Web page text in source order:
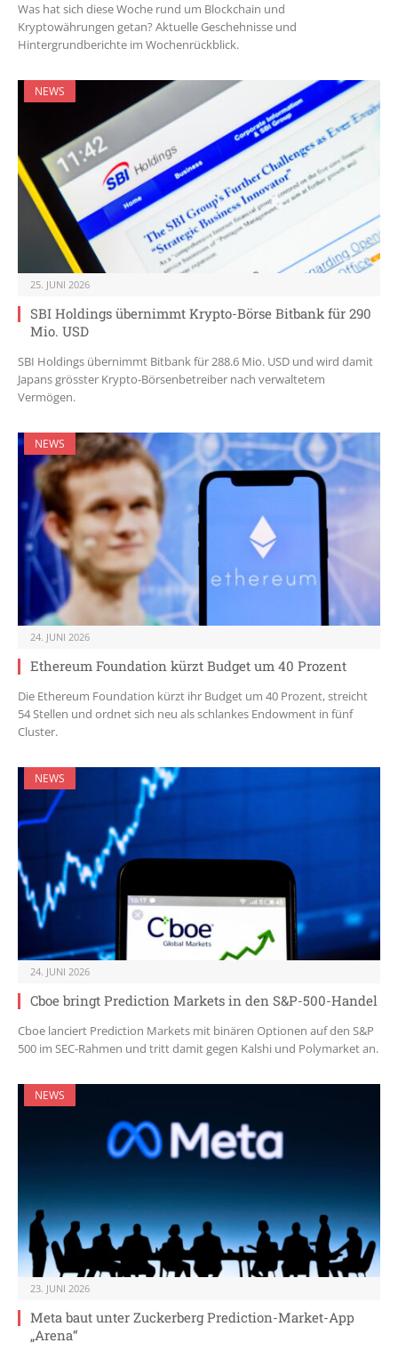
Was hat sich diese Woche rund um Blockchain und
Kryptowährungen getan? Aktuelle Geschehnisse und
Hintergrundberichte im Wochenrückblick.
NEWS
25. JUNI 2026
SBI Holdings übernimmt Krypto-Börse Bitbank für 290
Mio. USD
SBI Holdings übernimmt Bitbank für 288.6 Mio. USD und wird damit
Japans grösster Krypto-Börsenbetreiber nach verwaltetem
Vermögen.
NEWS
24. JUNI 2026
Ethereum Foundation kürzt Budget um 40 Prozent
Die Ethereum Foundation kürzt ihr Budget um 40 Prozent, streicht
54 Stellen und ordnet sich neu als schlankes Endowment in fünf
Cluster.
NEWS
24. JUNI 2026
Cboe bringt Prediction Markets in den S&P-500-Handel
Cboe lanciert Prediction Markets mit binären Optionen auf den S&P
500 im SEC-Rahmen und tritt damit gegen Kalshi und Polymarket an.
NEWS
23. JUNI 2026
Meta baut unter Zuckerberg Prediction-Market-App
„Arena“